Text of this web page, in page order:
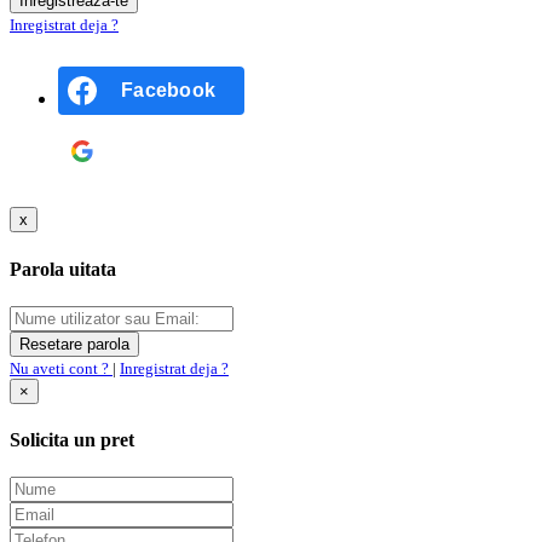
Inregistrat deja ?
Facebook
x
Parola uitata
Nu aveti cont ? | Inregistrat deja ?
×
Solicita un pret